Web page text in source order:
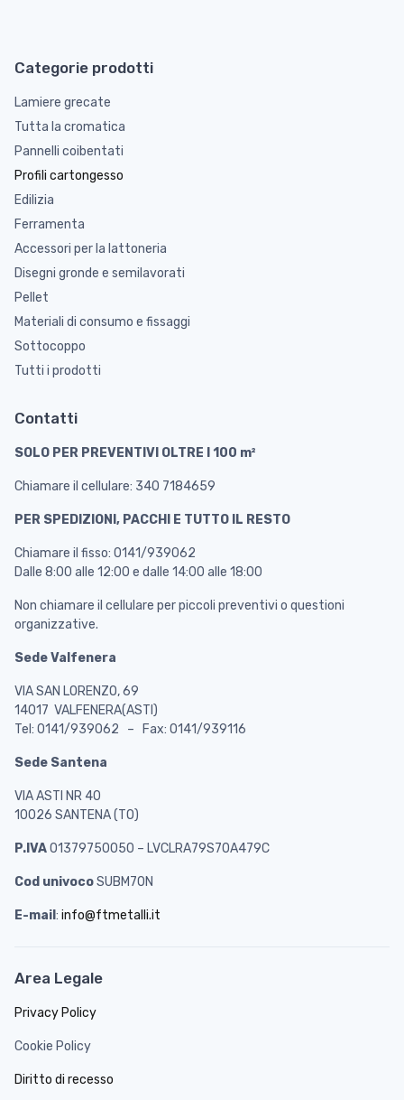
Categorie prodotti
Lamiere grecate
Tutta la cromatica
Pannelli coibentati
Profili cartongesso
Edilizia
Ferramenta
Accessori per la lattoneria
Disegni gronde e semilavorati
Pellet
Materiali di consumo e fissaggi
Sottocoppo
Tutti i prodotti
Contatti
SOLO PER PREVENTIVI OLTRE I 100 m²
Chiamare il cellulare: 340 7184659
PER SPEDIZIONI, PACCHI E TUTTO IL RESTO
Chiamare il fisso: 0141/939062
Dalle 8:00 alle 12:00 e dalle 14:00 alle 18:00
Non chiamare il cellulare per piccoli preventivi o questioni
organizzative.
Sede Valfenera
VIA SAN LORENZO, 69
14017 VALFENERA(ASTI)
Tel: 0141/939062 – Fax: 0141/939116
Sede Santena
VIA ASTI NR 40
10026 SANTENA (TO)
P.IVA01379750050 – LVCLRA79S70A479C
Cod univocoSUBM70N
E-mail : info@ftmetalli.it
Area Legale
Privacy Policy
Cookie Policy
Diritto di recesso